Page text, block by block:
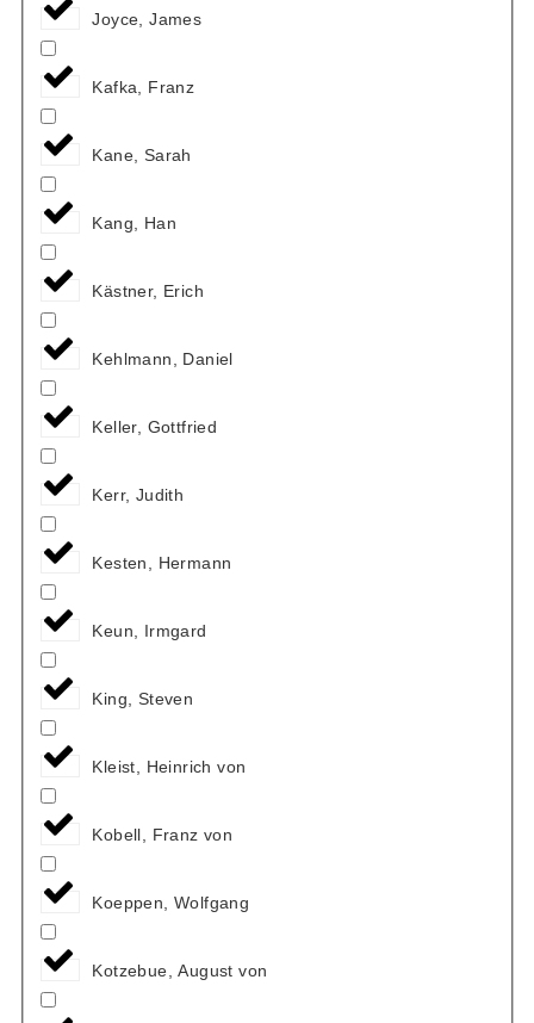
Joyce, James
Kafka, Franz
Kane, Sarah
Kang, Han
Kästner, Erich
Kehlmann, Daniel
Keller, Gottfried
Kerr, Judith
Kesten, Hermann
Keun, Irmgard
King, Steven
Kleist, Heinrich von
Kobell, Franz von
Koeppen, Wolfgang
Kotzebue, August von